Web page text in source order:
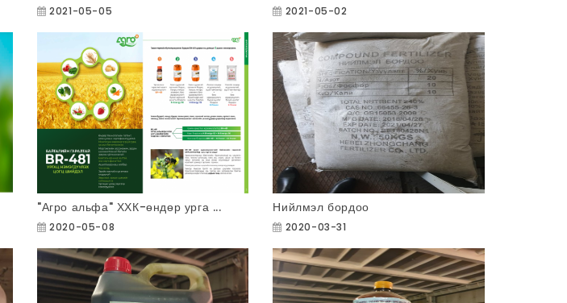
2021-05-05 2021-05-02
"Агро альфа" ХХК-өндөр урга ...
2020-05-08
Нийлмэл бордоо
2020-03-31